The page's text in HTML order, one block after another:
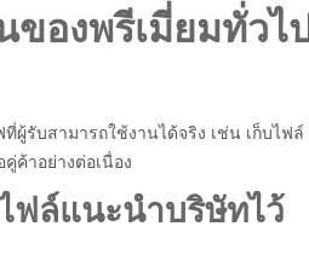
องพรีเมี่ยมทั่วไป
ผู้รับสามารถใช้งานได้จริง เช่น เก็บไฟล์
ค้าอย่างต่อเนื่อง
ฟล์แนะนำบริษัทไว้